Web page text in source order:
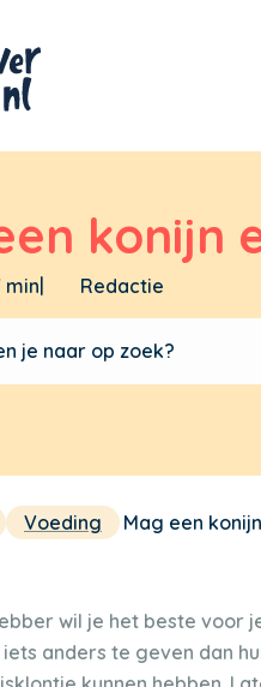
konijn
min| Redactie
Voeding Mag een
wil je het beste voor
anders te geven dan